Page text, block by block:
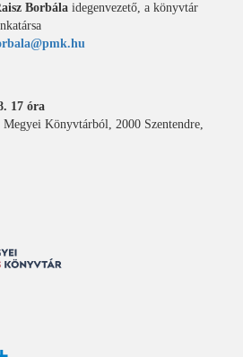
Borbála idegenvezető, a könyvtár
17 óra
Megyei Könyvtárból, 2000 Szentendre,